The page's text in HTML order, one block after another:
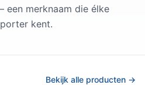
merknaam die élke
kent.
Bekijk alle producten →